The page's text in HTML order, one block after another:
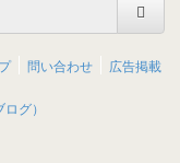
問い合わせ 広告掲載
グ）